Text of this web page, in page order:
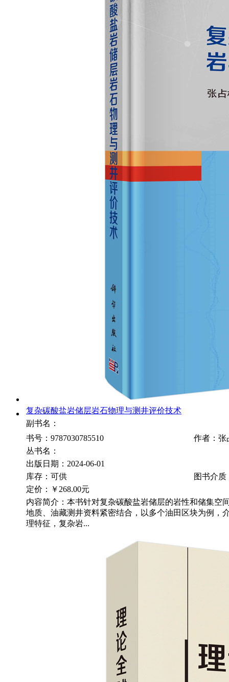
复杂碳酸盐岩储层岩石物理与测井评价技术
副书名：
书号：9787030785510
作者：张
丛书名：
出版日期：2024-06-01
库存：可供
图书介质
定价：
￥268.00元
内容简介：本书针对复杂碳酸盐岩储层的岩性和储集空
地质、油藏测井资料紧密结合，以多个油田区块为例，
理特征，复杂岩...